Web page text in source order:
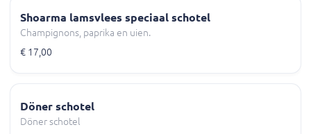
Shoarma lamsvlees speciaal schotel
Champignons, paprika en uien.
€ 17,00
Döner schotel
Döner schotel